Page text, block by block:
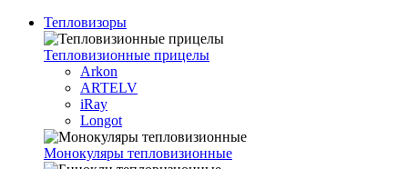
Тепловизоры
Тепловизионные прицелы
Arkon
ARTELV
iRay
Longot
Монокуляры тепловизионные